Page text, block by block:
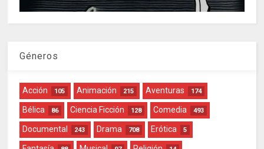
Géneros
Acción 105 Animación 215 Aventuras 174
Bélica 86 Ciencia Ficción 128 Comedia 493
Documental 243 Drama 708 Erótica 5